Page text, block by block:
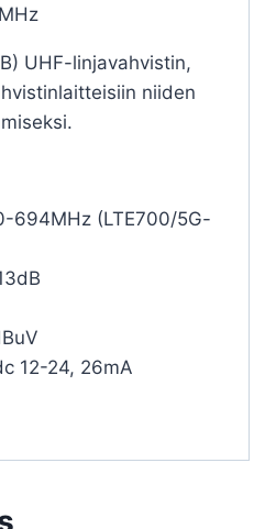
UHF-linjavahvistin,
niiden
694MHz (LTE700/5G-
12-24, 26mA​